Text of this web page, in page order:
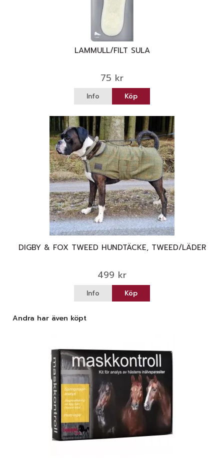
LAMMULL/FILT SULA
75 kr
Info Köp
DIGBY & FOX TWEED HUNDTÄCKE, TWEED/LÄDER
499 kr
Info Köp
Andra har även köpt